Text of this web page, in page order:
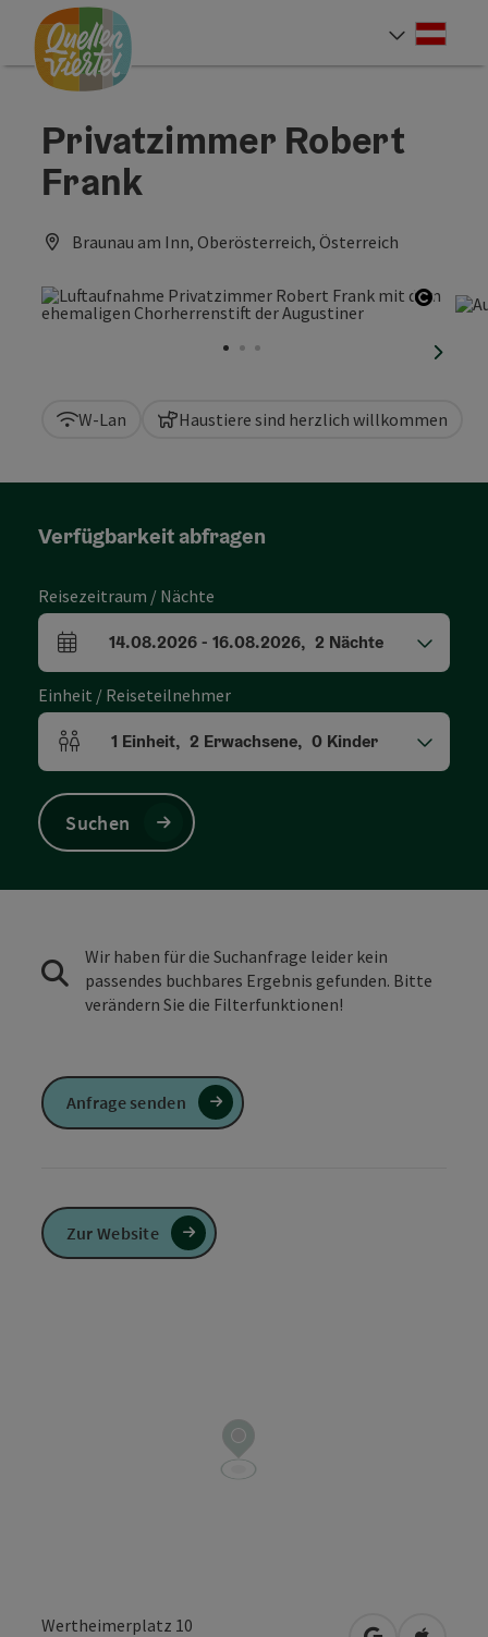
Zum Inhalt
Zur Navigation
Zum Seitenanfang
Privatzimmer Robert
Frank
Braunau am Inn, Oberösterreich, Österreich
W-Lan Haustiere sind herzlich willkommen
Wertheimerplatz 10
Verfügbarkeit abfragen
Reisezeitraum / Nächte
An- und Abreisefelder
14.08.2026- 16.08.2026, 2 Nächte
Einheit / Reiseteilnehmer
Einheitenanzahl und Personenfelder
1 Einheit, 2 Erwachsene, 0 Kinder
Suchen
Wir haben für die Suchanfrage leider kein
passendes buchbares Ergebnis gefunden. Bitte
verändern Sie die Filterfunktionen!
Anfrage senden
Zur Website